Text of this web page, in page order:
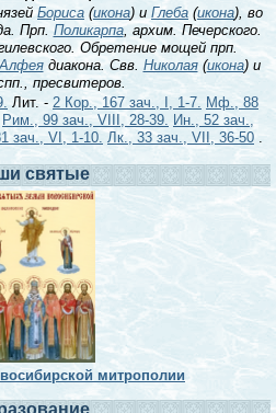
Бориса (икона) и Глеба (икона), во
Прп. Поликарпа, архим. Печерского.
Обретение мощей прп.
диакона. Свв. Николая(икона) и
пресвитеров.
Лит. - 2 Кор., 167 зач., I, 1-7. Мф., 88
Рим., 99 зач., VIII, 28-39. Ин., 52 зач.,
зач., VI, 1-10. Лк., 33 зач., VII, 36-50 .
святые
митрополии